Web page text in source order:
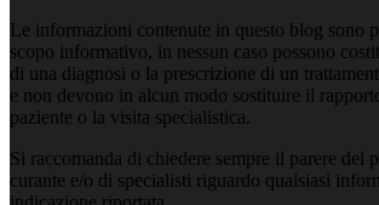
Le informazioni contenute in questo blog sono
scopo informativo, in nessun caso possono
di una diagnosi o la prescrizione di un
e non devono in alcun modo sostituire il
paziente o la visita specialistica.
Si raccomanda di chiedere sempre il parere del
curante e/o di specialisti riguardo qualsiasi